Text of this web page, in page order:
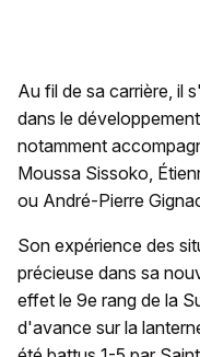
Au fil de sa carrière, il
dans le
notamment
Moussa Sissoko,
ou André-Pierre
Son expérience des
précieuse dans sa
effet le 9e rang de la
d'avance sur la